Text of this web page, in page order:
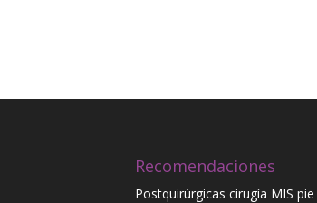
Recomendaciones
Postquirúrgicas cirugía MIS pie